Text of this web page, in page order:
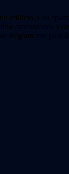
edificio. Los
amenazados y
Reglamento para